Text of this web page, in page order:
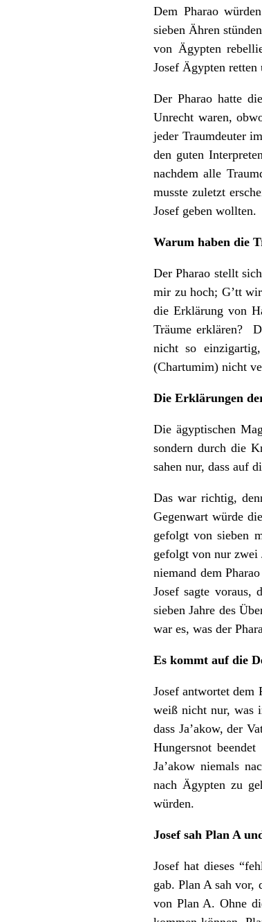
Dem Pharao
sieben Ähren
von Ägypten
Josef Ägypten
Der Pharao hatte
Unrecht waren,
jeder Traumdeuter
den guten
nachdem alle
musste zuletzt
Josef geben wollten.
Warum haben die
Der Pharao stellt
mir zu hoch; G’tt
die Erklärung von
Träume erklären?
nicht so
(Chartumim) nicht
Die Erklärungen
Die ägyptischen
sondern durch die
sahen nur, dass auf
Das war richtig,
Gegenwart würde
gefolgt von sieben
gefolgt von nur zwei
niemand dem
Josef sagte voraus,
sieben Jahre des
war es, was der
Es kommt auf die
Josef antwortet dem
weiß nicht nur, was
dass Ja’akow, der
Hungersnot
Ja’akow niemals
nach Ägypten zu
würden.
Josef sah Plan A
Josef hat dieses
gab. Plan A sah vor,
von Plan A. Ohne